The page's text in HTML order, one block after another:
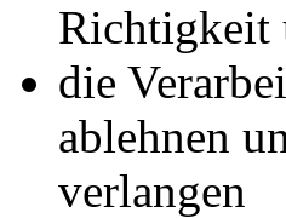
Richtigkeit
die
ablehnen
verlangen